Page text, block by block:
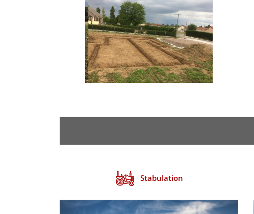
Stabulation